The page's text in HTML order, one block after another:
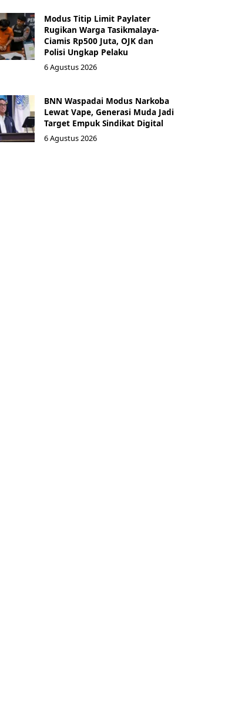
Modus Titip Limit Paylater
Rugikan Warga Tasikmalaya-
Ciamis Rp500 Juta, OJK dan
Polisi Ungkap Pelaku
6 Agustus 2026
BNN Waspadai Modus Narkoba
Lewat Vape, Generasi Muda Jadi
Target Empuk Sindikat Digital
6 Agustus 2026